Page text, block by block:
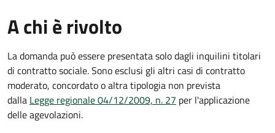
A chi è rivolto
La domanda può essere presentata solo dagli inquilini titolari
di contratto sociale. Sono esclusi gli altri casi di contratto
moderato, concordato o altra tipologia non prevista
dalla Legge regionale 04/12/2009, n. 27 per l'applicazione
delle agevolazioni.